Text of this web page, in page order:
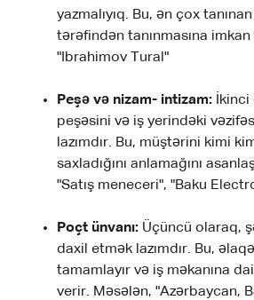
yazmalıyıq. Bu, ən çox
tərəfindən tanınmasına
"Ibrahimov Tural"
Peşə və nizam- intizam:
peşəsini və iş yerindəki
lazımdır. Bu, müştərini kimi
saxladığını anlamağını
"Satış meneceri", "Baku
Poçt ünvanı: Üçüncü olaraq,
daxil etmək lazımdır. Bu,
tamamlayır və iş məkanına
verir. Məsələn, "Azərbaycan,